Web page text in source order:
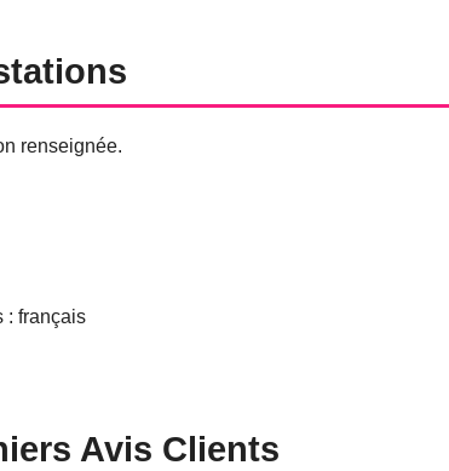
renseignée.
: français
Avis Clients